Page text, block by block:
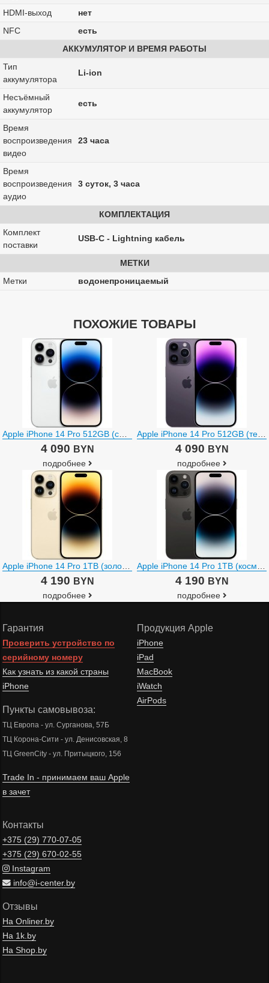
HDMI-выход
нет
NFC
есть
АККУМУЛЯТОР И ВРЕМЯ РАБОТЫ
Тип
аккумулятора
Li-ion
Несъёмный
аккумулятор
есть
Время
воспроизведения
видео
23 часа
Время
воспроизведения
аудио
3 суток, 3 часа
КОМПЛЕКТАЦИЯ
Комплект
поставки
USB-C - Lightning кабель
МЕТКИ
Метки
водонепроницаемый
ПОХОЖИЕ ТОВАРЫ
4 090 BYN
подробнее
4 090 BYN
подробнее
4 190 BYN
подробнее
4 190 BYN
подробнее
Гарантия
Проверить устройство по
серийному номеру
Как узнать из какой страны
iPhone
Пункты самовывоза:
ТЦ Европа - ул. Сурганова, 57Б
ТЦ Корона-Сити - ул. Денисовская, 8
ТЦ GreenCity - ул. Притыцкого, 156
Trade In - принимаем ваш Apple
в зачет
Продукция Apple
iPhone
iPad
MacBook
iWatch
AirPods
Контакты
+375 (29)770-07-05
+375 (29)670-02-55
Instagram
info@i-center.by
Отзывы
На Onliner.by
На 1k.by
На Shop.by